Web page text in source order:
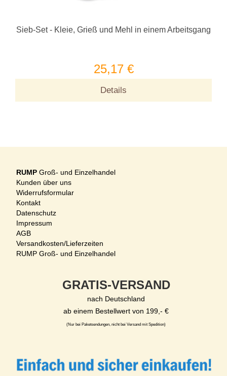
Sieb-Set - Kleie, Grieß und Mehl in einem Arbeitsgang
25,17 €
Details
RUMP Groß- und Einzelhandel
Kunden über uns
Widerrufsformular
Kontakt
Datenschutz
Impressum
AGB
Versandkosten/Lieferzeiten
RUMP Groß- und Einzelhandel
GRATIS-VERSAND
nach Deutschland
ab einem Bestellwert von 199,- €
(Nur bei Paketsendungen, nicht bei Versand mit Spedition)